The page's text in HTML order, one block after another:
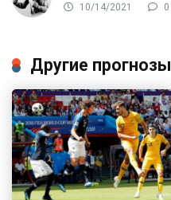
10/14/2021 0
Другие прогнозы